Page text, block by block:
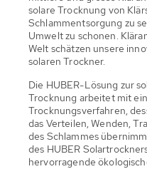
solare Trocknung von
Schlammentsorgung zu
Umwelt zu schonen.
Welt schätzen unsere
solaren Trockner.
Die HUBER-Lösung zur
Trocknung arbeitet mit
Trocknungsverfahren,
das Verteilen, Wenden,
des Schlammes
des HUBER
hervorragende